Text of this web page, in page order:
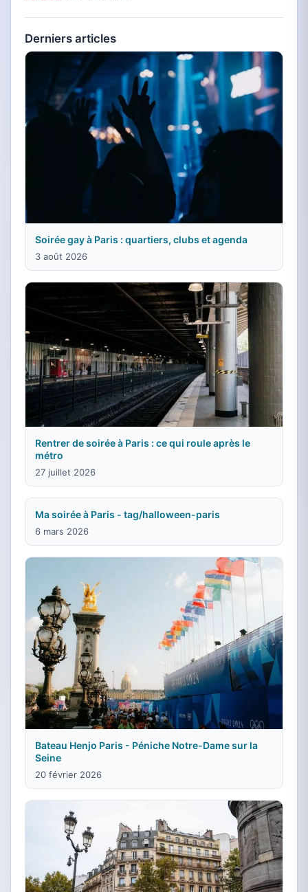
Derniers articles
Soirée gay à Paris : quartiers, clubs et agenda
3 août 2026
Rentrer de soirée à Paris : ce qui roule après le
métro
27 juillet 2026
Ma soirée à Paris - tag/halloween-paris
6 mars 2026
Bateau Henjo Paris - Péniche Notre-Dame sur la
Seine
20 février 2026